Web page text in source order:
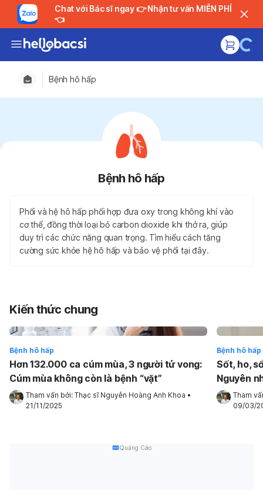
Chat với Bác sĩ ngay 👉 Nhận tư vấn MIỄN PHÍ
👈
Bệnh hô hấp
Bệnh hô hấp
Phổi và hệ hô hấp phối hợp đưa oxy trong không khí vào
cơ thể, đồng thời loại bỏ carbon dioxide khi thở ra, giúp
duy trì các chức năng quan trọng. Tìm hiểu cách tăng
cường sức khỏe hệ hô hấp và bảo vệ phổi tại đây.
Kiến thức chung
Bệnh hô hấp
Hơn 132.000 ca cúm mùa, 3 người tử vong:
Cúm mùa không còn là bệnh “vặt”
Tham vấn bởi: Thạc sĩ Nguyễn Hoàng Anh Khoa •
21/11/2025
Bệnh hô hấp
Sốt, ho,
Nguyên
Tham
09/03/
Quảng Cáo